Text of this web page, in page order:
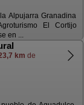
Alpujarra Granadina
El Cortijo
en ...
km de